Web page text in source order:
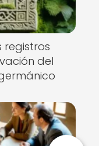
registros
del